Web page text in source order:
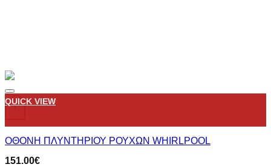
Add to wishlist
+
QUICK VIEW
ΟΘΟΝΗ ΠΛΥΝΤΗΡΙΟΥ ΡΟΥΧΩΝ WHIRLPOOL
151.00€